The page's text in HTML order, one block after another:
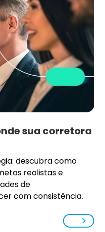
sua corretora
descubra como
realistas e
de
com consistência.